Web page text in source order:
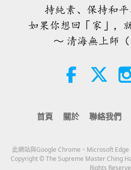
3:46
時，重新與
焦點新聞
38:07
22:27
伊斯蘭的
持純素、保持和平
如果你想回「家」，
～ 清海無上師（
首頁 關於 聯絡我們
此網站與Google Chrome、Microsoft
Copyright © The Supreme Master Ching
Rights